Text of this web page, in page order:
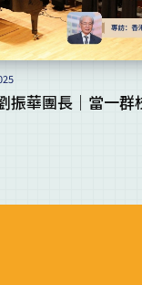
振華團長｜當一群